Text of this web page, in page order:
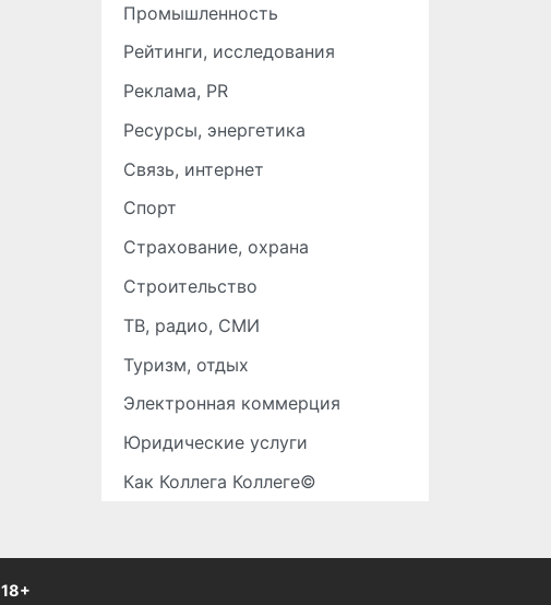
Промышленность
Рейтинги, исследования
Реклама, PR
Ресурсы, энергетика
Связь, интернет
Спорт
Страхование, охрана
Строительство
ТВ, радио, СМИ
Туризм, отдых
Электронная коммерция
Юридические услуги
Как Коллега Коллеге©
18+